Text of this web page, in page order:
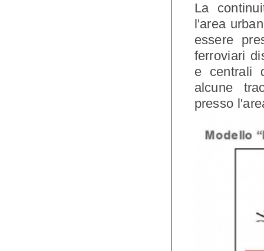
La
l'area
essere
ferroviari
e centrali
alcune
presso